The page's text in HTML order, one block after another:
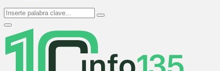
Search
for:
Search
Primary
Menu